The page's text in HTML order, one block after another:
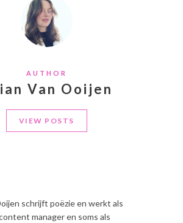
AUTHOR
Van Ooijen
VIEW POSTS
schrijft poëzie en werkt als
manager en soms als